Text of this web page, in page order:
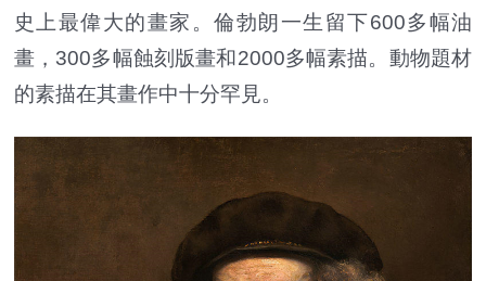
史上最偉大的畫家。倫勃朗一生留下600多幅油
畫，300多幅蝕刻版畫和2000多幅素描。動物題材
的素描在其畫作中十分罕見。